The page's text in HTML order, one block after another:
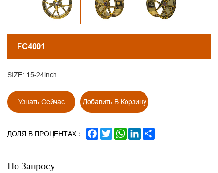
FC4001
SIZE: 15-24inch
Узнать Сейчас Добавить В Корзину
ДОЛЯ В ПРОЦЕНТАХ： FACEBOOK
TWITTERWHATSAPP
LINKEDIN
По Запросу